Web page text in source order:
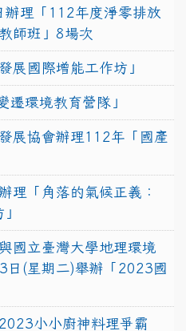
理「112年度淨零排放
師班」8場次
展國際增能工作坊」
遷環境教育營隊」
展協會辦理112年「國產
理「角落的氣候正義：
國立臺灣大學地理環境
日(星期二)舉辦「2023國
小小廚神料理爭霸